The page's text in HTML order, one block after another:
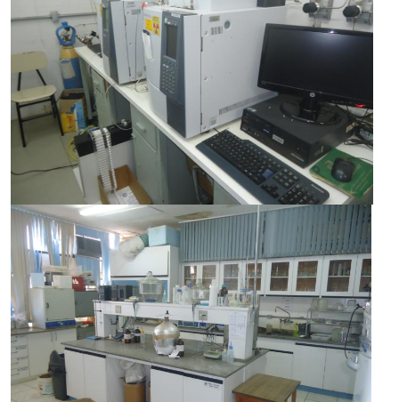
Secretaria-Geral
Secretaria de Governo
Gabinete de Segurança Institucional
Advocacia-Geral da União
Banco Central do Brasil
Planalto